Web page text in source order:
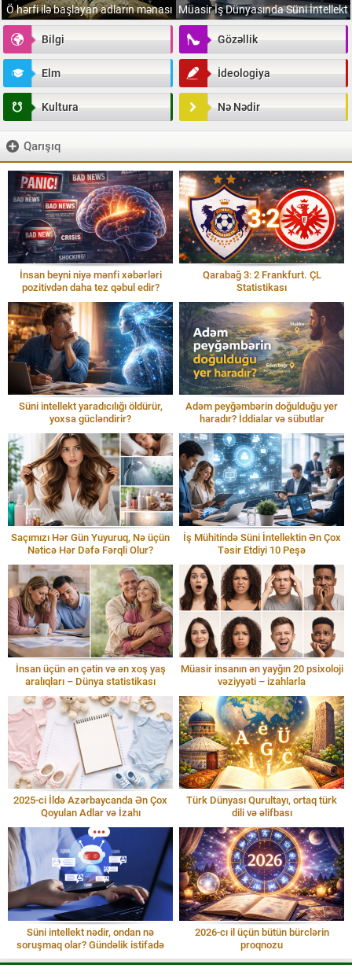
Ö hərfi ilə başlayan adların mənası Müasir İş Dünyasında Süni İntellekt
Bilgi Gözəllik
Elm İdeologiya
Kultura Nə Nədir
Qarışıq
İnsan beyni niyə mənfi xəbərləri
pozitivdən daha tez qəbul edir?
Qarabağ 3: 2 Frankfurt. ÇL
Statistikası
Süni intellekt yaradıcılığı öldürür,
yoxsa gücləndirir?
Adəm peyğəmbərin doğulduğu yer
haradır? İddialar və sübutlar
Saçımızı Hər Gün Yuyuruq, Nə üçün
Nəticə Hər Dəfə Fərqli Olur?
İş Mühitində Süni İntellektin Ən Çox
Təsir Etdiyi 10 Peşə
İnsan üçün ən çətin və ən xoş yaş
aralıqları – Dünya statistikası
Müasir insanın ən yayğın 20 psixoloji
vəziyyəti – izahlarla
2025-ci İldə Azərbaycanda Ən Çox
Qoyulan Adlar və İzahı
Türk Dünyası Qurultayı, ortaq türk
dili və əlifbası
Süni intellekt nədir, ondan nə
soruşmaq olar? Gündəlik istifadə
2026-cı il üçün bütün bürclərin
proqnozu